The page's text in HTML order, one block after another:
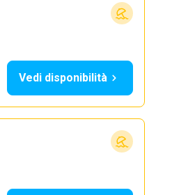
Vedi disponibilità